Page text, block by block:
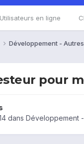
Utilisateurs en ligne
Développement - Autres
pour
dans Développement